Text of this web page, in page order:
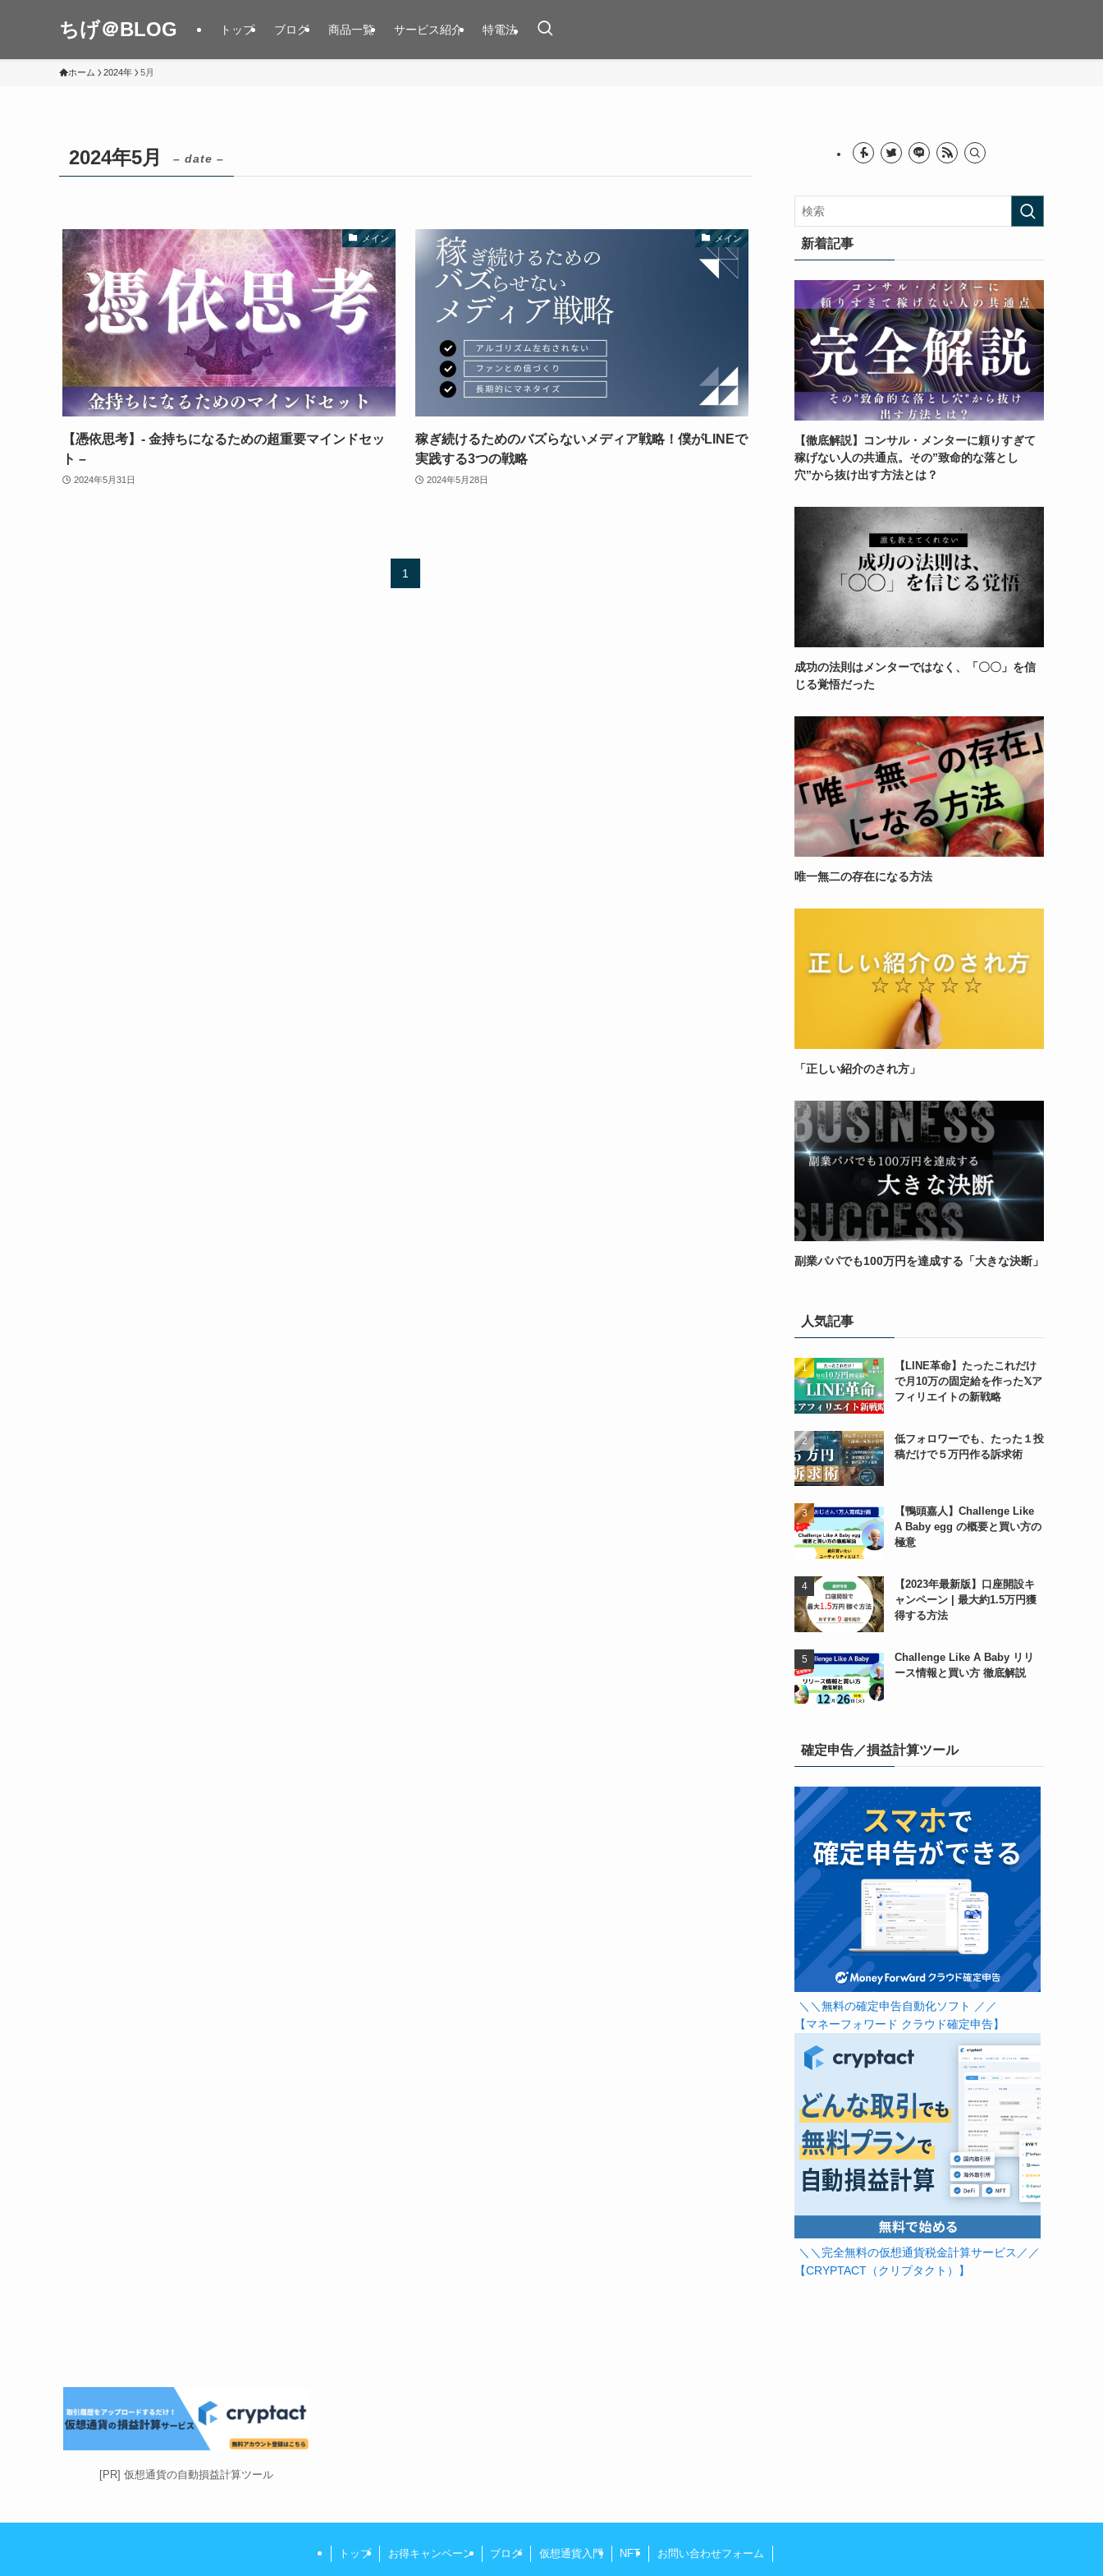
ちげ＠BLOG トップ ブログ 商品一覧 サービス紹介 特電法
ホーム 2024年 5月
2024年5月 – date –
メイン
【憑依思考】- 金持ちになるための超重要マインドセッ
ト –
2024年5月31日
メイン
稼ぎ続けるためのバズらないメディア戦略！僕がLINEで
実践する3つの戦略
2024年5月28日
1
新着記事
【徹底解説】コンサル・メンターに頼りすぎて
稼げない人の共通点。その”致命的な落とし
穴”から抜け出す方法とは？
成功の法則はメンターではなく、「〇〇」を信
じる覚悟だった
唯一無二の存在になる方法
「正しい紹介のされ方」
副業パパでも100万円を達成する「大きな決断」
人気記事
【LINE革命】たったこれだけ
で月10万の固定給を作った𝕏ア
フィリエイトの新戦略
低フォロワーでも、たった１投
稿だけで５万円作る訴求術
【鴨頭嘉人】Challenge Like
A Baby egg の概要と買い方の
極意
【2023年最新版】口座開設キ
ャンペーン | 最大約1.5万円獲
得する方法
Challenge Like A Baby リリ
ース情報と買い方 徹底解説
確定申告／損益計算ツール
＼＼無料の確定申告自動化ソフト ／／
【マネーフォワード クラウド確定申告】
＼＼完全無料の仮想通貨税金計算サービス／／
【CRYPTACT（クリプタクト）】
[PR] 仮想通貨の自動損益計算ツール
トップ お得キャンペーン ブログ 仮想通貨入門 NFT お問い合わせフォーム